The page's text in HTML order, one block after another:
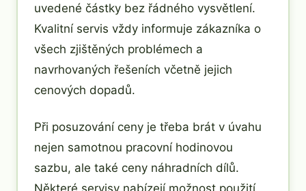
uvedené částky bez řádného vysvětlení.
Kvalitní servis vždy informuje zákazníka o
všech zjištěných problémech a
navrhovaných řešeních včetně jejich
cenových dopadů.
Při posuzování ceny je třeba brát v úvahu
nejen samotnou pracovní hodinovou
sazbu, ale také ceny náhradních dílů.
Některé servisy nabízejí možnost použití